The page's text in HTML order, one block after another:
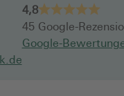
4,8
45 Google-
Google-